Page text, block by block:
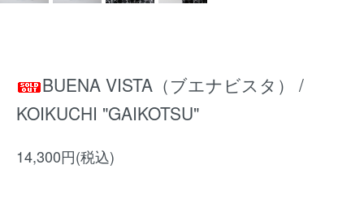
BUENA VISTA（ブエナビスタ） /
KOIKUCHI "GAIKOTSU"
14,300円(税込)